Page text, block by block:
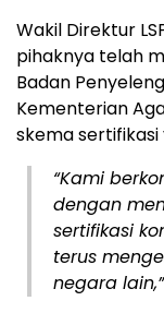
Wakil Direktur
pihaknya telah
Badan
Kementerian
skema sertifikasi
“Kami
dengan
sertifikasi
terus
negara